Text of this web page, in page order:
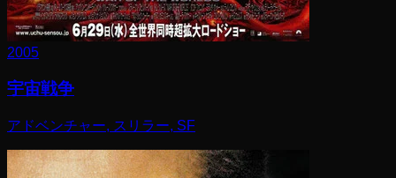
2005
宇宙戦争
アドベンチャー, スリラー, SF